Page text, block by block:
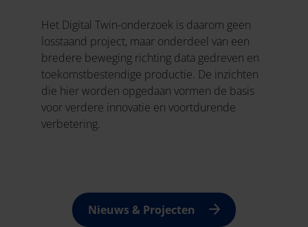
Het Digital Twin-onderzoek is daarom geen
losstaand project, maar onderdeel van een
bredere beweging richting data gedreven en
toekomstbestendige productie. De inzichten
die hier worden opgedaan vormen de basis
voor verdere innovatie en voortdurende
verbetering.
Nieuws & Projecten